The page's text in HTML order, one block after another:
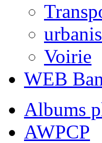
Voirie
WEB
Albums
AWPCP